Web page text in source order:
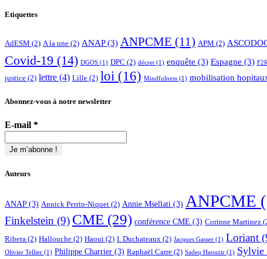
Etiquettes
AdESM (2) A la une (2) ANAP(3) ANPCME (11) APM (2)
Covid-19 (14) DGOS (1) DPC (2) décret (1) enquête (3) Espagne (3)
justice (2) lettre (4) Lille (2) loi (16) Mindfulness (1) mobilisation
Abonnez-vous à notre newsletter
E-mail *
Auteurs
ANAP(3) Annick Perrin-Niquet (2) Annie Msellati (3) ANPCME
Finkelstein (9) CME (29) conférence CME (3) Corinne Martinez
Ribera (2) Hallouche (2) Haoui (2) I. Duchateaux (2) Jacques Gasser (1) Loriant
Olivier Tellier (1) Philippe Charrier (3) Raphaël Carre (2) Sadeq Haouzir (1) Sylvie